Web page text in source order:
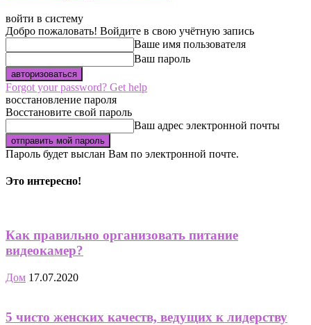
войти в систему
Добро пожаловать! Войдите в свою учётную запись
Ваше имя пользователя
Ваш пароль
Forgot your password? Get help
восстановление пароля
Восстановите свой пароль
Ваш адрес электронной почты
Пароль будет выслан Вам по электронной почте.
Это интересно!
Как правильно организовать питание
видеокамер?
Дом 17.07.2020
5 чисто женских качеств, ведущих к лидерству